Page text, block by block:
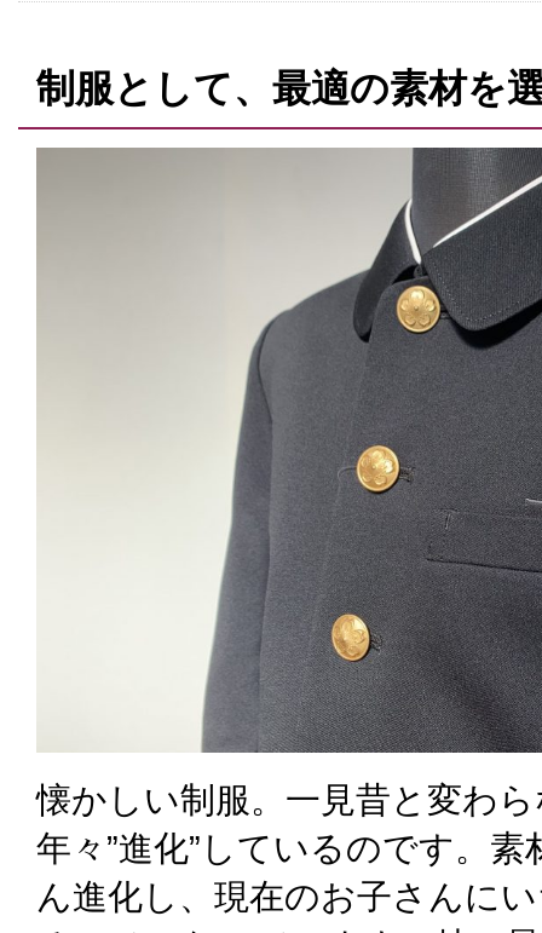
制服として、最適の素材を
懐かしい制服。一見昔と変わ
年々”進化”しているのです。
ん進化し、現在のお子さんに